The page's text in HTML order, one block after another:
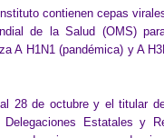
contienen cepas
de la Salud (OMS)
A H1N1 (pandémica) y A
28 de octubre y el titular
Estatales y